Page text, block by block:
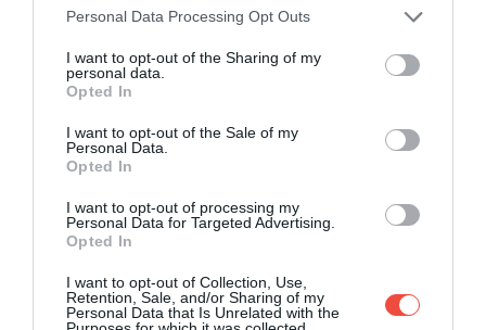
Please note that this website/app uses one or more Google
not limited to your visit or usage behaviour. You may click to
grant or deny consent to Google and its third-party tags to
use your data for below specified purposes in below Google
consent section.
Personal Data Processing Opt Outs
I want to opt-out of the Sharing of my
personal data.
Opted In
I want to opt-out of the Sale of my
Personal Data.
Opted In
I want to opt-out of processing my
Personal Data for Targeted Advertising.
Opted In
I want to opt-out of Collection, Use,
Retention, Sale, and/or Sharing of my
Personal Data that Is Unrelated with the
8 tojásfehérje
40 g kukoricakeményítő
100 g füstölt pisztráng
½ citrom leve
Ez is érdekelhet: Egy filléres magyar paraszti
étel, amit a szocializmus majdnem